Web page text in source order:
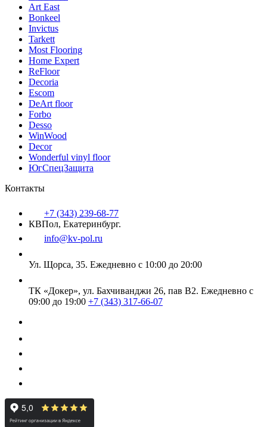
Art East
Bonkeel
Invictus
Tarkett
Most Flooring
Home Expert
ReFloor
Decoria
Escom
DeArt floor
Forbo
Desso
WinWood
Decor
Wonderful vinyl floor
ЮгСпецЗащита
Контакты
+7 (343) 239-68-77
КВПол, Екатеринбург.
info@kv-pol.ru
Ул. Щорса, 35. Ежедневно с 10:00 до 20:00
ТК «Докер», ул. Бахчиванджи 26, пав В2. Ежедневно с
09:00 до 19:00 +7 (343) 317-66-07